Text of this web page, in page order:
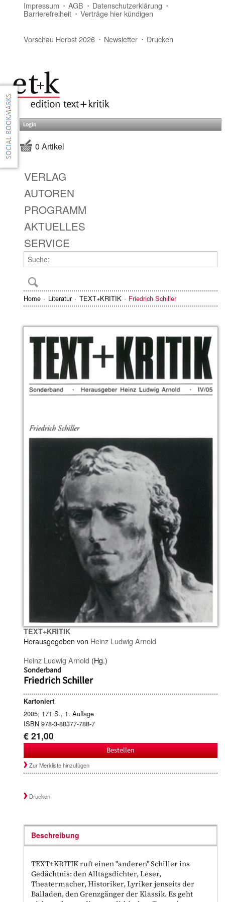
Impressum AGB Datenschutzerklärung
Barrierefreiheit Verträge hier kündigen
Vorschau Herbst 2026 Newsletter Drucken
Login
0 Artikel
VERLAG
AUTOREN
PROGRAMM
AKTUELLES
SERVICE
Home Literatur TEXT+KRITIK Friedrich Schiller
TEXT+KRITIK
Herausgegeben von Heinz Ludwig Arnold
Heinz Ludwig Arnold (Hg.)
Sonderband
Friedrich Schiller
Kartoniert
2005, 171 S., 1. Auflage
ISBN 978-3-88377-788-7
€ 21,00
Bestellen
Zur Merkliste hinzufügen
Drucken
Beschreibung
TEXT+KRITIK ruft einen "anderen" Schiller ins
Gedächtnis: den Alltagsdichter, Leser,
Theatermacher, Historiker, Lyriker jenseits der
Balladen, den Grenzgänger der Klassik. Es geht